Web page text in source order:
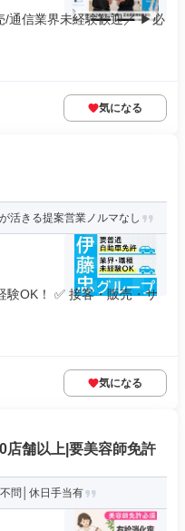
/通信業界未経験歓迎／ ▶必
気になる
活きる提案営業ノルマなし
験OK！ ✅ 接客・販売・サ
気になる
店舗以上|要美容師免許
問│休日手当有